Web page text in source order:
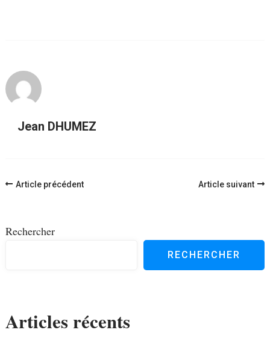
Jean DHUMEZ
Navigation
Article précédent Article suivant
Rechercher
RECHERCHER
Articles récents